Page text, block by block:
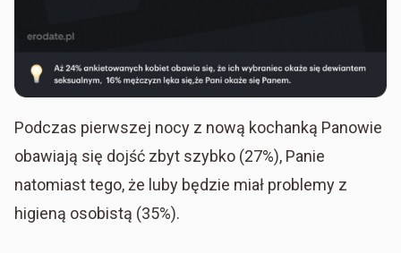
Podczas pierwszej nocy z nową kochanką Panowie
obawiają się dojść zbyt szybko (27%), Panie
natomiast tego, że luby będzie miał problemy z
higieną osobistą (35%).